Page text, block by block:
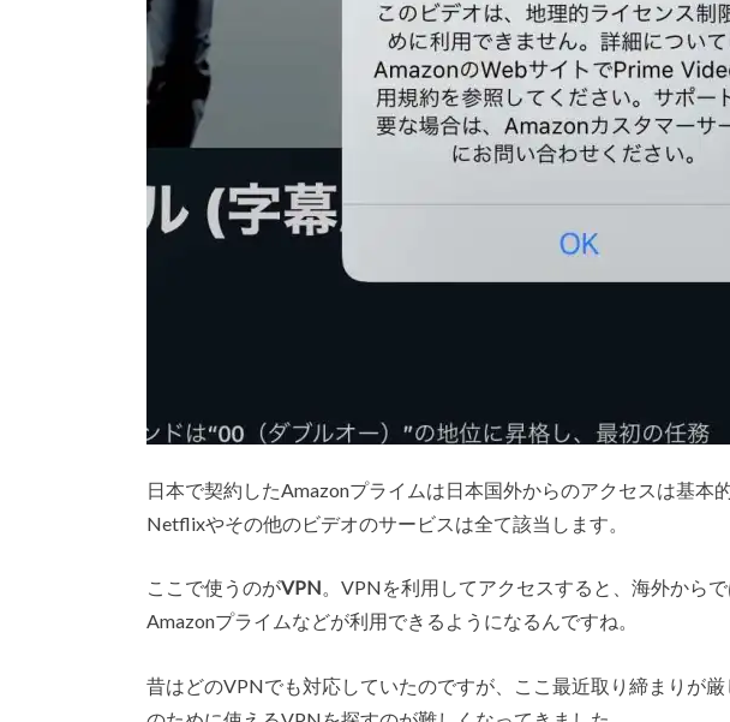
日本で契約したAmazonプライムは日本国外からのアクセスは基本
Netflixやその他のビデオのサービスは全て該当します。
ここで使うのがVPN。VPNを利用してアクセスすると、海外から
Amazonプライムなどが利用できるようになるんですね。
昔はどのVPNでも対応していたのですが、ここ最近取り締まりが